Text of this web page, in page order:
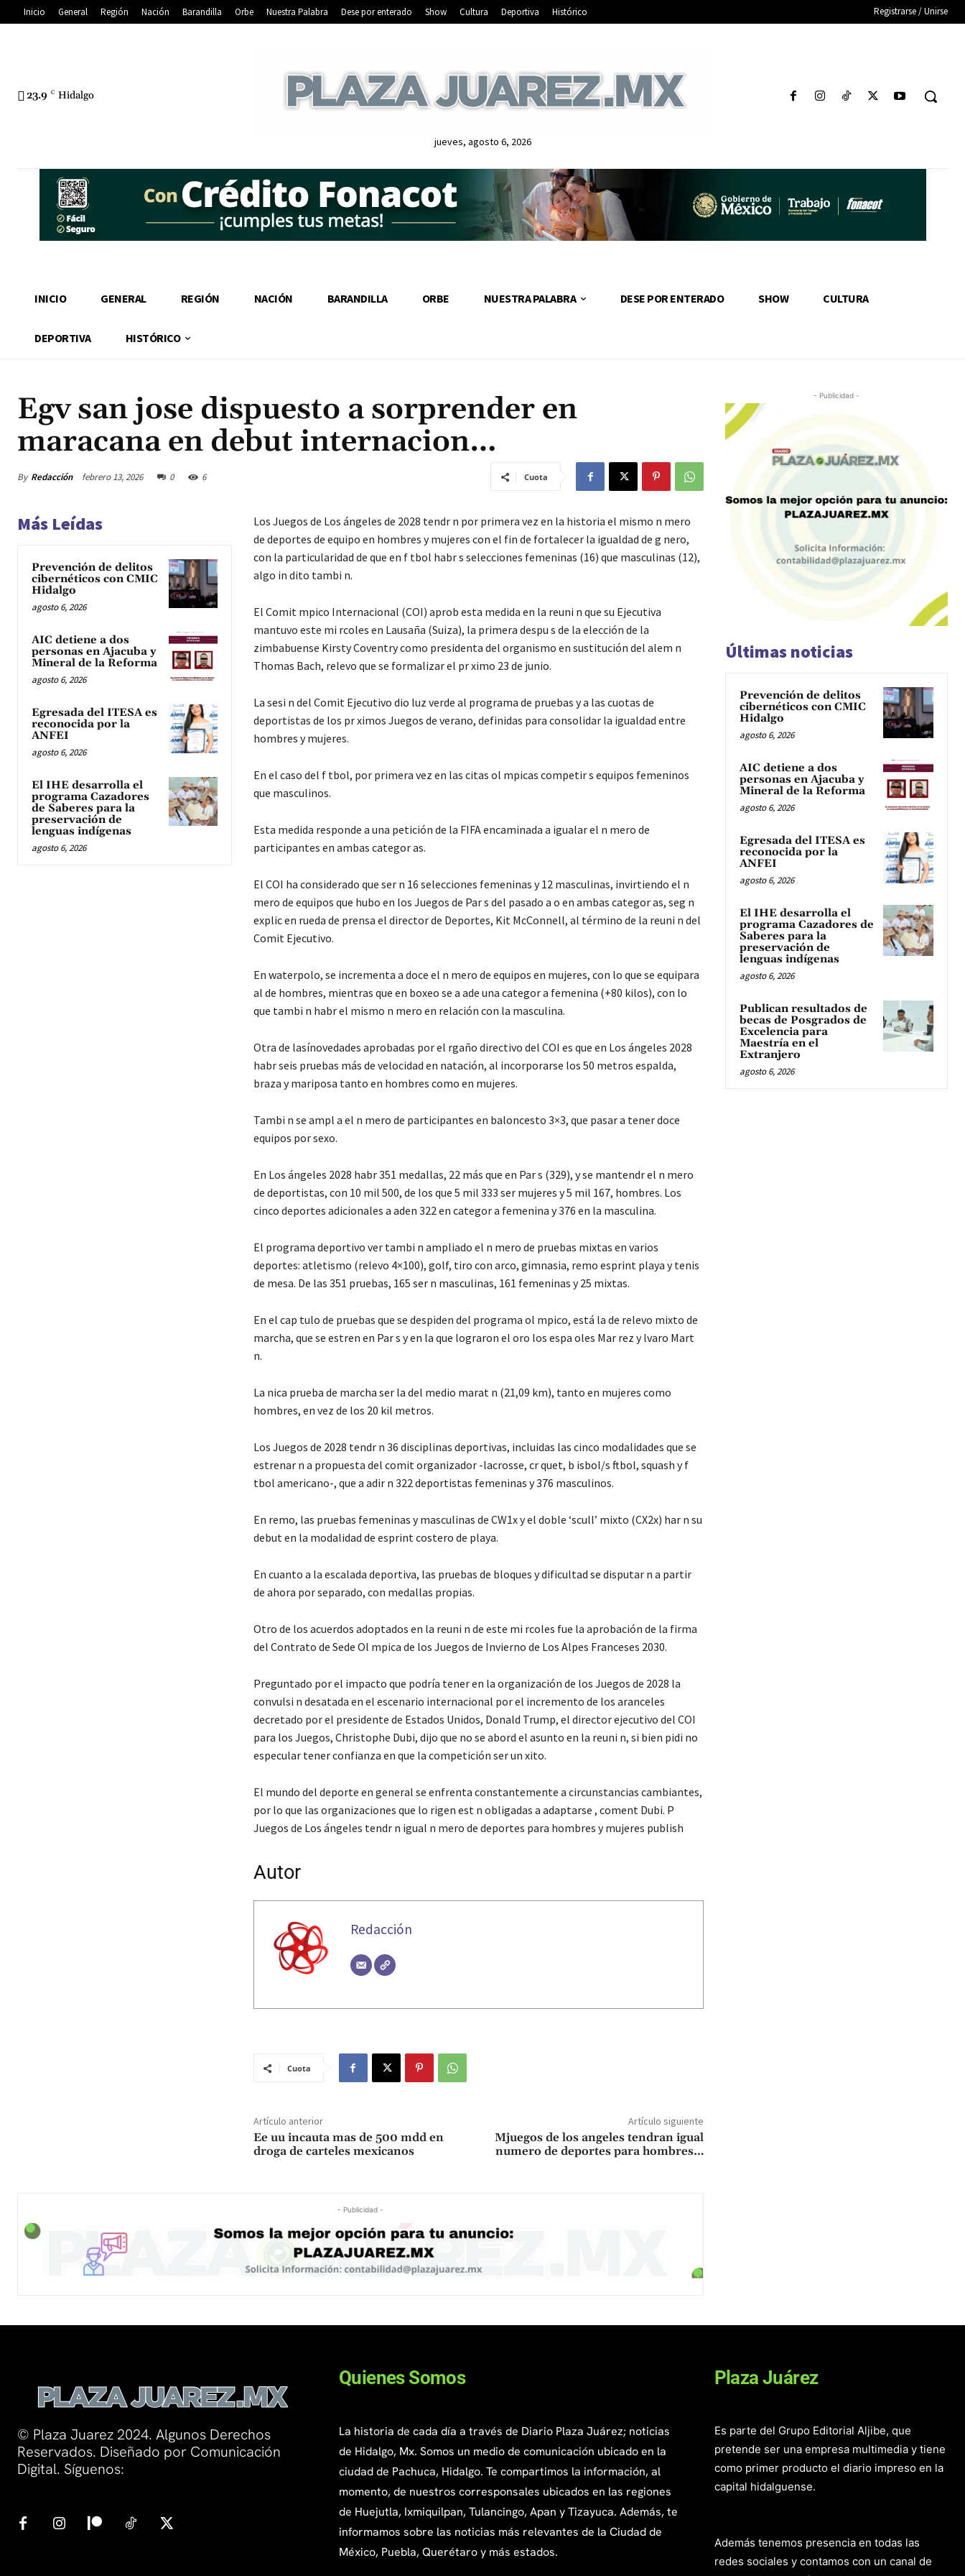
Inicio General Región Nación Barandilla Orbe Nuestra Palabra Dese por enterado Show Cultura Deportiva Histórico Registrarse / Unirse
23.9 C Hidalgo
jueves, agosto 6, 2026
INICIO GENERAL REGIÓN NACIÓN BARANDILLA ORBE NUESTRA PALABRA DESE POR ENTERADO SHOW CULTURA
DEPORTIVA HISTÓRICO
Egv san jose dispuesto a sorprender en
maracana en debut internacion…
By Redacción febrero 13, 2026 0 6 Cuota
Más Leídas
Prevención de delitos
cibernéticos con CMIC
Hidalgo
agosto 6, 2026
AIC detiene a dos
personas en Ajacuba y
Mineral de la Reforma
agosto 6, 2026
Egresada del ITESA es
reconocida por la
ANFEI
agosto 6, 2026
El IHE desarrolla el
programa Cazadores
de Saberes para la
preservación de
lenguas indígenas
agosto 6, 2026
Los Juegos de Los ángeles de 2028 tendr n por primera vez en la historia el mismo n mero
de deportes de equipo en hombres y mujeres con el fin de fortalecer la igualdad de g nero,
con la particularidad de que en f tbol habr s selecciones femeninas (16) que masculinas (12),
algo in dito tambi n.
El Comit mpico Internacional (COI) aprob esta medida en la reuni n que su Ejecutiva
mantuvo este mi rcoles en Lausaña (Suiza), la primera despu s de la elección de la
zimbabuense Kirsty Coventry como presidenta del organismo en sustitución del alem n
Thomas Bach, relevo que se formalizar el pr ximo 23 de junio.
La sesi n del Comit Ejecutivo dio luz verde al programa de pruebas y a las cuotas de
deportistas de los pr ximos Juegos de verano, definidas para consolidar la igualdad entre
hombres y mujeres.
En el caso del f tbol, por primera vez en las citas ol mpicas competir s equipos femeninos
que masculinos.
Esta medida responde a una petición de la FIFA encaminada a igualar el n mero de
participantes en ambas categor as.
El COI ha considerado que ser n 16 selecciones femeninas y 12 masculinas, invirtiendo el n
mero de equipos que hubo en los Juegos de Par s del pasado a o en ambas categor as, seg n
explic en rueda de prensa el director de Deportes, Kit McConnell, al término de la reuni n del
Comit Ejecutivo.
En waterpolo, se incrementa a doce el n mero de equipos en mujeres, con lo que se equipara
al de hombres, mientras que en boxeo se a ade una categor a femenina (+80 kilos), con lo
que tambi n habr el mismo n mero en relación con la masculina.
Otra de lasínovedades aprobadas por el rgaño directivo del COI es que en Los ángeles 2028
habr seis pruebas más de velocidad en natación, al incorporarse los 50 metros espalda,
braza y mariposa tanto en hombres como en mujeres.
Tambi n se ampl a el n mero de participantes en baloncesto 3×3, que pasar a tener doce
equipos por sexo.
En Los ángeles 2028 habr 351 medallas, 22 más que en Par s (329), y se mantendr el n mero
de deportistas, con 10 mil 500, de los que 5 mil 333 ser mujeres y 5 mil 167, hombres. Los
cinco deportes adicionales a aden 322 en categor a femenina y 376 en la masculina.
El programa deportivo ver tambi n ampliado el n mero de pruebas mixtas en varios
deportes: atletismo (relevo 4×100), golf, tiro con arco, gimnasia, remo esprint playa y tenis
de mesa. De las 351 pruebas, 165 ser n masculinas, 161 femeninas y 25 mixtas.
En el cap tulo de pruebas que se despiden del programa ol mpico, está la de relevo mixto de
marcha, que se estren en Par s y en la que lograron el oro los espa oles Mar rez y lvaro Mart
n.
La nica prueba de marcha ser la del medio marat n (21,09 km), tanto en mujeres como
hombres, en vez de los 20 kil metros.
Los Juegos de 2028 tendr n 36 disciplinas deportivas, incluidas las cinco modalidades que se
estrenar n a propuesta del comit organizador -lacrosse, cr quet, b isbol/s ftbol, squash y f
tbol americano-, que a adir n 322 deportistas femeninas y 376 masculinos.
En remo, las pruebas femeninas y masculinas de CW1x y el doble ‘scull’ mixto (CX2x) har n su
debut en la modalidad de esprint costero de playa.
En cuanto a la escalada deportiva, las pruebas de bloques y dificultad se disputar n a partir
de ahora por separado, con medallas propias.
Otro de los acuerdos adoptados en la reuni n de este mi rcoles fue la aprobación de la firma
del Contrato de Sede Ol mpica de los Juegos de Invierno de Los Alpes Franceses 2030.
Preguntado por el impacto que podría tener en la organización de los Juegos de 2028 la
convulsi n desatada en el escenario internacional por el incremento de los aranceles
decretado por el presidente de Estados Unidos, Donald Trump, el director ejecutivo del COI
para los Juegos, Christophe Dubi, dijo que no se abord el asunto en la reuni n, si bien pidi no
especular tener confianza en que la competición ser un xito.
El mundo del deporte en general se enfrenta constantemente a circunstancias cambiantes,
por lo que las organizaciones que lo rigen est n obligadas a adaptarse , coment Dubi. P
Juegos de Los ángeles tendr n igual n mero de deportes para hombres y mujeres publish
Autor
Redacción
Cuota
Artículo anterior
Ee uu incauta mas de 500 mdd en
droga de carteles mexicanos
Artículo siguiente
Mjuegos de los angeles tendran igual
numero de deportes para hombres…
- Publicidad -
- Publicidad -
Últimas noticias
Prevención de delitos
cibernéticos con CMIC
Hidalgo
agosto 6, 2026
AIC detiene a dos
personas en Ajacuba y
Mineral de la Reforma
agosto 6, 2026
Egresada del ITESA es
reconocida por la
ANFEI
agosto 6, 2026
El IHE desarrolla el
programa Cazadores de
Saberes para la
preservación de
lenguas indígenas
agosto 6, 2026
Publican resultados de
becas de Posgrados de
Excelencia para
Maestría en el
Extranjero
agosto 6, 2026
© Plaza Juarez 2024. Algunos Derechos
Reservados. Diseñado por Comunicación
Digital. Síguenos:
Quienes Somos
La historia de cada día a través de Diario Plaza Juárez; noticias
de Hidalgo, Mx. Somos un medio de comunicación ubicado en la
ciudad de Pachuca, Hidalgo. Te compartimos la información, al
momento, de nuestros corresponsales ubicados en las regiones
de Huejutla, Ixmiquilpan, Tulancingo, Apan y Tizayuca. Además, te
informamos sobre las noticias más relevantes de la Ciudad de
México, Puebla, Querétaro y más estados.
Plaza Juárez
Es parte del Grupo Editorial Aljibe, que
pretende ser una empresa multimedia y tiene
como primer producto el diario impreso en la
capital hidalguense.
Además tenemos presencia en todas las
redes sociales y contamos con un canal de